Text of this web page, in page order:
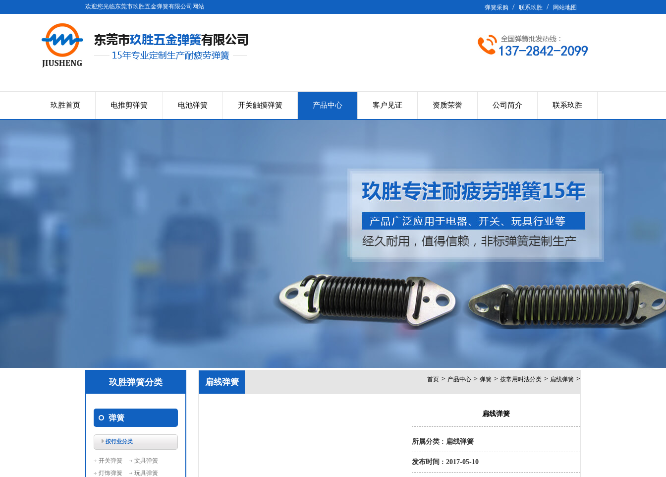
欢迎您光临东莞市玖胜五金弹簧有限公司网站 弹簧采购 / 联系玖胜 / 网站地图
玖胜首页 电推剪弹簧 电池弹簧 开关触摸弹簧 产品中心 客户见证 资质荣誉 公司简介 联系玖胜
玖胜弹簧分类
弹簧
按行业分类
开关弹簧
文具弹簧
灯饰弹簧
玩具弹簧
扁线弹簧 首页 > 产品中心 > 弹簧 > 按常用叫法分类 > 扁线弹簧 >
扁线弹簧
所属分类 : 扁线弹簧
发布时间 : 2017-05-10